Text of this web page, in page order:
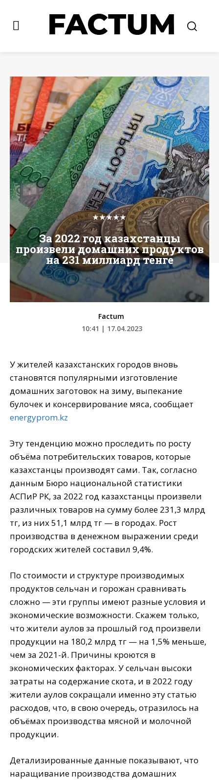
★★★★★
За 2022 год казахстанцы
произвели домашних продуктов
на 231 миллиард тенге
Factum
10:41 | 17.04.2023
У жителей казахстанских городов вновь
становятся популярными изготовление
домашних заготовок на зиму, выпекание
булочек и консервирование мяса, сообщает
energyprom.kz
Эту тенденцию можно проследить по росту
объёма потребительских товаров, которые
казахстанцы производят сами. Так, согласно
данным Бюро национальной статистики
АСПиР РК, за 2022 год казахстанцы произвели
различных товаров на сумму более 231,3 млрд
тг, из них 51,1 млрд тг — в городах. Рост
производства в денежном выражении среди
городских жителей составил 9,4%.
По стоимости и структуре производимых
продуктов сельчан и горожан сравнивать
сложно — эти группы имеют разные условия и
экономические возможности. Скажем только,
что жители аулов за прошлый год произвели
продукции на 180,2 млрд тг — на 1,5% меньше,
чем за 2021-й. Причины кроются в
экономических факторах. У сельчан высоки
затраты на содержание скота, и в 2022 году
жители аулов сокращали именно эту статью
расходов, что, в свою очередь, отразилось на
объёмах производства мясной и молочной
продукции.
Детализированные данные показывают, что
наращивание производства домашних